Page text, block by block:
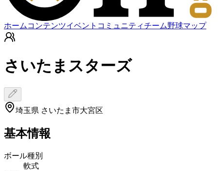
ホーム コンテンツイベント コミュニティチーム野球マップ
さいたまスターズ
埼玉県 さいたま市大宮区
基本情報
ボール種別
軟式